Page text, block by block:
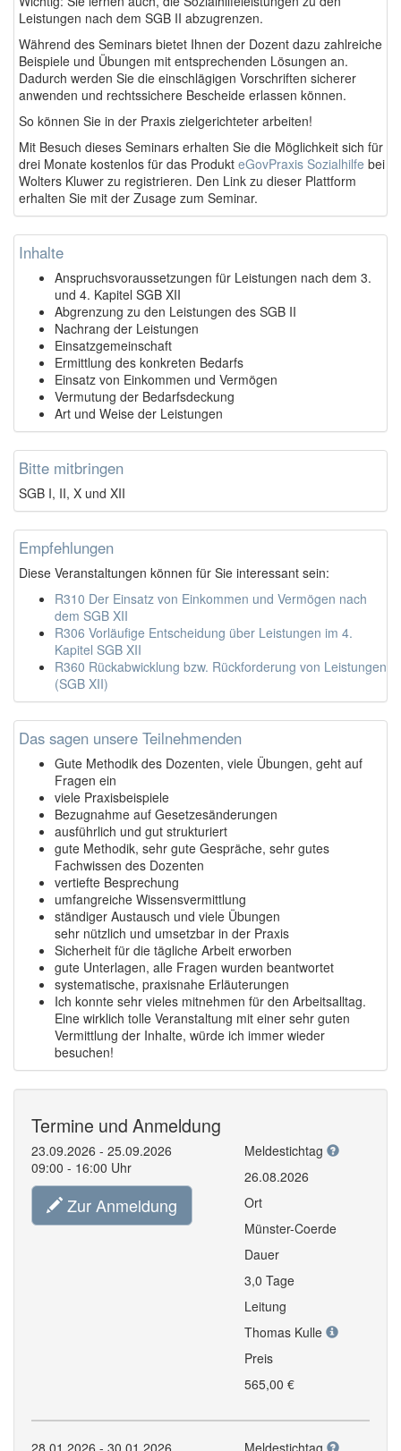
Leistungen nach dem SGB II abzugrenzen.
Während des Seminars bietet Ihnen der Dozent dazu zahlreiche
Beispiele und Übungen mit entsprechenden Lösungen an.
Dadurch werden Sie die einschlägigen Vorschriften sicherer
anwenden und rechtssichere Bescheide erlassen können.
So können Sie in der Praxis zielgerichteter arbeiten!
Mit Besuch dieses Seminars erhalten Sie die Möglichkeit sich für
drei Monate kostenlos für das Produkt eGovPraxis Sozialhilfe bei
Wolters Kluwer zu registrieren. Den Link zu dieser Plattform
erhalten Sie mit der Zusage zum Seminar.
Inhalte
Anspruchsvoraussetzungen für Leistungen nach dem 3.
und 4. Kapitel SGB XII
Abgrenzung zu den Leistungen des SGB II
Nachrang der Leistungen
Einsatzgemeinschaft
Ermittlung des konkreten Bedarfs
Einsatz von Einkommen und Vermögen
Vermutung der Bedarfsdeckung
Art und Weise der Leistungen
Bitte mitbringen
SGB I, II, X und XII
Empfehlungen
Diese Veranstaltungen können für Sie interessant sein:
R310 Der Einsatz von Einkommen und Vermögen nach
dem SGB XII
R306 Vorläufige Entscheidung über Leistungen im 4.
Kapitel SGB XII
R360 Rückabwicklung bzw. Rückforderung von Leistungen
(SGB XII)
Das sagen unsere Teilnehmenden
Gute Methodik des Dozenten, viele Übungen, geht auf
Fragen ein
viele Praxisbeispiele
Bezugnahme auf Gesetzesänderungen
ausführlich und gut strukturiert
gute Methodik, sehr gute Gespräche, sehr gutes
Fachwissen des Dozenten
vertiefte Besprechung
umfangreiche Wissensvermittlung
ständiger Austausch und viele Übungen
sehr nützlich und umsetzbar in der Praxis
Sicherheit für die tägliche Arbeit erworben
gute Unterlagen, alle Fragen wurden beantwortet
systematische, praxisnahe Erläuterungen
Ich konnte sehr vieles mitnehmen für den Arbeitsalltag.
Eine wirklich tolle Veranstaltung mit einer sehr guten
Vermittlung der Inhalte, würde ich immer wieder
besuchen!
Termine und Anmeldung
23.09.2026 - 25.09.2026
09:00 - 16:00 Uhr
Zur Anmeldung
Meldestichtag
26.08.2026
Ort
Münster-Coerde
Dauer
3,0 Tage
Leitung
Thomas Kulle
Preis
565,00 €